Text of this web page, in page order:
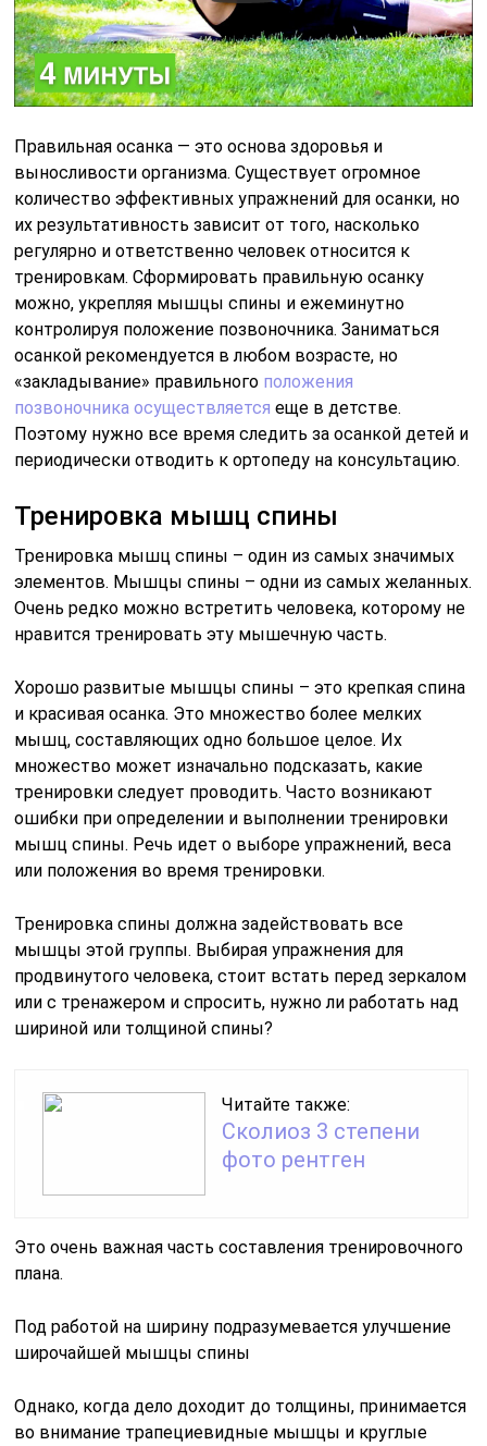
Правильная осанка — это основа здоровья и
выносливости организма. Существует огромное
количество эффективных упражнений для осанки, но
их результативность зависит от того, насколько
регулярно и ответственно человек относится к
тренировкам. Сформировать правильную осанку
можно, укрепляя мышцы спины и ежеминутно
контролируя положение позвоночника. Заниматься
осанкой рекомендуется в любом возрасте, но
«закладывание» правильного положения
позвоночника осуществляется еще в детстве.
Поэтому нужно все время следить за осанкой детей и
периодически отводить к ортопеду на консультацию.
Тренировка мышц спины
Тренировка мышц спины – один из самых значимых
элементов. Мышцы спины – одни из самых желанных.
Очень редко можно встретить человека, которому не
нравится тренировать эту мышечную часть.
Хорошо развитые мышцы спины – это крепкая спина
и красивая осанка. Это множество более мелких
мышц, составляющих одно большое целое. Их
множество может изначально подсказать, какие
тренировки следует проводить. Часто возникают
ошибки при определении и выполнении тренировки
мышц спины. Речь идет о выборе упражнений, веса
или положения во время тренировки.
Тренировка спины должна задействовать все
мышцы этой группы. Выбирая упражнения для
продвинутого человека, стоит встать перед зеркалом
или с тренажером и спросить, нужно ли работать над
шириной или толщиной спины?
Читайте также:
Сколиоз 3 степени
фото рентген
Это очень важная часть составления тренировочного
плана.
Под работой на ширину подразумевается улучшение
широчайшей мышцы спины
Однако, когда дело доходит до толщины, принимается
во внимание трапециевидные мышцы и круглые